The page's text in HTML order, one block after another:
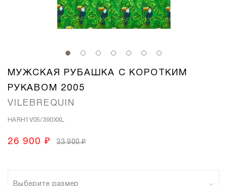
МУЖСКАЯ РУБАШКА С КОРОТКИМ
РУКАВОМ 2005
VILEBREQUIN
HARH1V05/390XXL
26 900 ₽ 33 900 ₽
Выберите размер